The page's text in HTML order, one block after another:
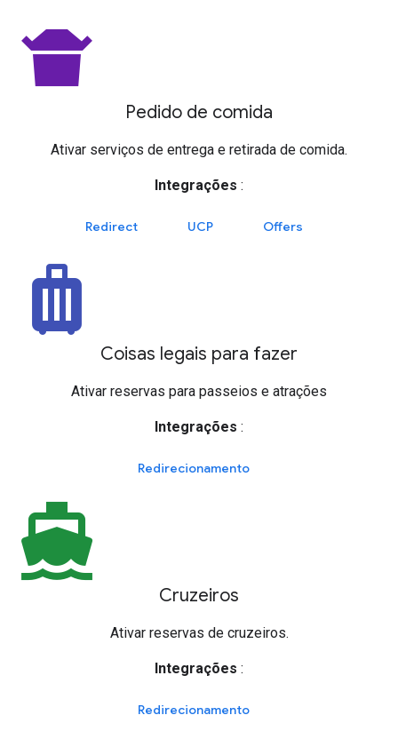
takeout_dining
Pedido de comida
Ativar serviços de entrega e retirada de comida.
Integrações :
Redirect UCP Offers
luggage
Coisas legais para fazer
Ativar reservas para passeios e atrações
Integrações :
Redirecionamento
directions_boat
Cruzeiros
Ativar reservas de cruzeiros.
Integrações :
Redirecionamento